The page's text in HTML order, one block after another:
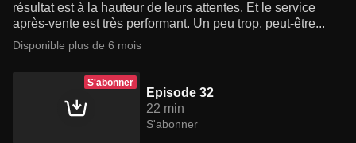
résultat est à la hauteur de leurs attentes. Et le service
après-vente est très performant. Un peu trop, peut-être...
Disponible plus de 6 mois
S'abonner
Episode 32
22 min
S'abonner